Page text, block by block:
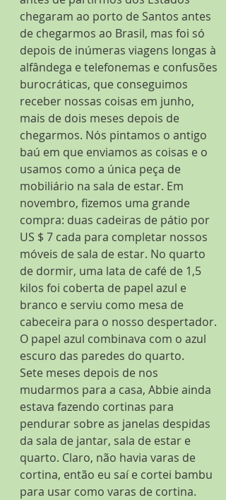
chegaram ao porto de Santos antes
de chegarmos ao Brasil, mas foi só
depois de inúmeras viagens longas à
alfândega e telefonemas e confusões
burocráticas, que conseguimos
receber nossas coisas em junho,
mais de dois meses depois de
chegarmos. Nós pintamos o antigo
baú em que enviamos as coisas e o
usamos como a única peça de
mobiliário na sala de estar. Em
novembro, fizemos uma grande
compra: duas cadeiras de pátio por
US $ 7 cada para completar nossos
móveis de sala de estar. No quarto
de dormir, uma lata de café de 1,5
kilos foi coberta de papel azul e
branco e serviu como mesa de
cabeceira para o nosso despertador.
O papel azul combinava com o azul
escuro das paredes do quarto.
Sete meses depois de nos
mudarmos para a casa, Abbie ainda
estava fazendo cortinas para
pendurar sobre as janelas despidas
da sala de jantar, sala de estar e
quarto. Claro, não havia varas de
cortina, então eu saí e cortei bambu
para usar como varas de cortina.